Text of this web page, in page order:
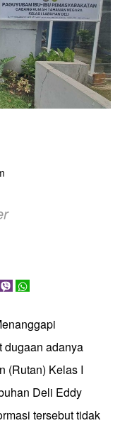
dugaan adanya
(Rutan) Kelas I
Deli Eddy
tersebut tidak